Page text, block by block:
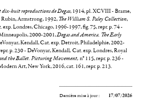
huit reproductions de Degas, 1914, pl. XCVIII - Brame,
Rubin, Armstrong, 1992, The William S. Paley Collection,
exp. Londres, Chicago, 1996-1997, fig. 75, repr. p. 74 -
2000-2001,Degas and America. The Early
Kendall, Cat. exp. Detroit, Philadelphie, 2002-
p. 230 - DeVonyar, Kendall, Cat. exp. Londres, Royal
the Ballet. Picturing Movement, n° 115, repr. p. 236 -
Art, New York, 2016, cat. 161, repr. p. 213.
Dernière mise à jour : 17/07/2026